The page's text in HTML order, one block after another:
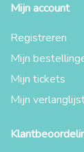
Mijn account
Registreren
Mijn
Mijn tickets
Mijn